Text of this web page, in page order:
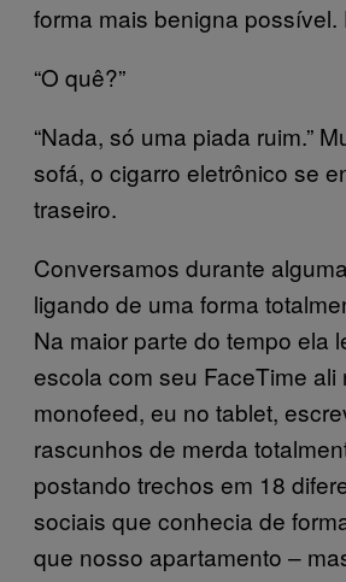
forma mais benigna possível.
“O quê?”
“Nada, só uma piada ruim.”
sofá, o cigarro eletrônico se
traseiro.
Conversamos durante
ligando de uma forma
Na maior parte do tempo ela
escola com seu FaceTime ali
monofeed, eu no tablet,
rascunhos de merda
postando trechos em 18
sociais que conhecia de
que nosso apartamento –